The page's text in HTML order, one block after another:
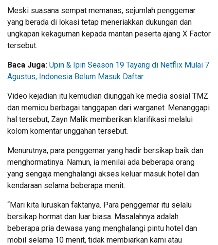
Meski suasana sempat memanas, sejumlah penggemar
yang berada di lokasi tetap meneriakkan dukungan dan
ungkapan kekaguman kepada mantan peserta ajang X Factor
tersebut.
Baca Juga: Upin & Ipin Season 19 Tayang di Netflix Mulai 7
Agustus, Indonesia Belum Masuk Daftar
Video kejadian itu kemudian diunggah ke media sosial TMZ
dan memicu berbagai tanggapan dari warganet. Menanggapi
hal tersebut, Zayn Malik memberikan klarifikasi melalui
kolom komentar unggahan tersebut.
Menurutnya, para penggemar yang hadir bersikap baik dan
menghormatinya. Namun, ia menilai ada beberapa orang
yang sengaja menghalangi akses keluar masuk hotel dan
kendaraan selama beberapa menit.
“Mari kita luruskan faktanya. Para penggemar itu selalu
bersikap hormat dan luar biasa. Masalahnya adalah
beberapa pria dewasa yang menghalangi pintu hotel dan
mobil selama 10 menit, tidak membiarkan kami atau